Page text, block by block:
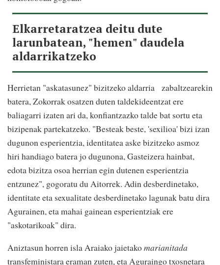
Elkarretaratzea deitu dute
larunbatean, "hemen" daudela
aldarrikatzeko
Herrietan "askatasunez" bizitzeko aldarria zabaltzearekin
batera, Zokorrak osatzen duten taldekideentzat ere
baliagarri izaten ari da, konfiantzazko talde bat sortu eta
bizipenak partekatzeko. "Besteak beste, 'sexilioa' bizi izan
dugunon esperientzia, identitatea aske bizitzeko asmoz
hiri handiago batera jo dugunona, Gasteizera hainbat,
edota bizitza osoa herrian egin dutenen esperientzia
entzunez", gogoratu du Aitorrek. Adin desberdinetako,
identitate eta sexualitate desberdinetako lagunak batu dira
Agurainen, eta mahai gainean esperientziak ere
"askotarikoak" dira.
Aniztasun horren isla Araiako jaietakomarianitada
transfeministara eraman zuten, eta Aguraingo txosnetara